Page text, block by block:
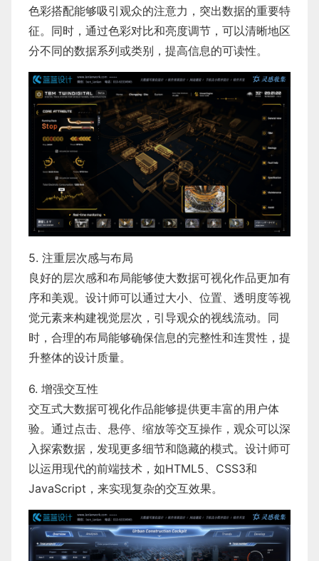
色彩搭配能够吸引观众的注意力，突出数据的重要特
征。同时，通过色彩对比和亮度调节，可以清晰地区
分不同的数据系列或类别，提高信息的可读性。
5. 注重层次感与布局
良好的层次感和布局能够使大数据可视化作品更加有
序和美观。设计师可以通过大小、位置、透明度等视
觉元素来构建视觉层次，引导观众的视线流动。同
时，合理的布局能够确保信息的完整性和连贯性，提
升整体的设计质量。
6. 增强交互性
交互式大数据可视化作品能够提供更丰富的用户体
验。通过点击、悬停、缩放等交互操作，观众可以深
入探索数据，发现更多细节和隐藏的模式。设计师可
以运用现代的前端技术，如HTML5、CSS3和
JavaScript，来实现复杂的交互效果。